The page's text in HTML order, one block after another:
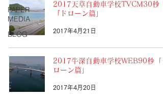
PAPER
MEDIA
BLOG
2017天草自動車学校TVCM30秒
「ドローン篇」
2017年4月21日
2017牛深自動車学校WEB90秒「
ローン篇」
2017年4月20日